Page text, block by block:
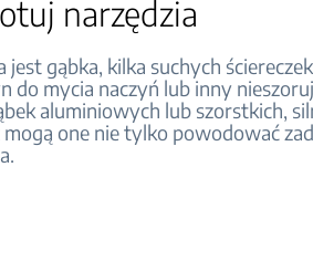
narzędzia
jest gąbka, kilka suchych
do mycia naczyń lub inny
aluminiowych lub szorstkich,
one nie tylko powodować